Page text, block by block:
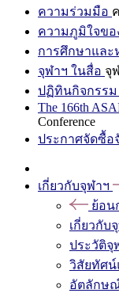
ความร่วมมือ
ความภูมิใจขอ
การศึกษาและ
จุฬาฯ ในสื่อ จุ
ปฏิทินกิจกรรม
The 166th
Conference
ประกาศจัดซื้อ
เกี่ยวกับจุฬาฯ
ย้อน
เกี่ยวกับ
ประวัติจุ
วิสัยทัศน์
อัตลักษ